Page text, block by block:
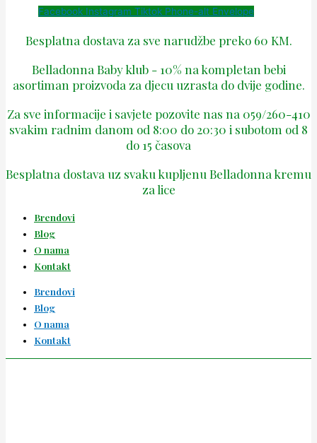
Facebook Instagram Tiktok Phone-alt Envelope
Besplatna dostava za sve narudžbe preko 60 KM.
Belladonna Baby klub - 10% na kompletan bebi
asortiman proizvoda za djecu uzrasta do dvije godine.
Za sve informacije i savjete pozovite nas na 059/260-410
svakim radnim danom od 8:00 do 20:30 i subotom od 8
do 15 časova
Besplatna dostava uz svaku kupljenu Belladonna kremu
za lice
Brendovi
Blog
O nama
Kontakt
Brendovi
Blog
O nama
Kontakt